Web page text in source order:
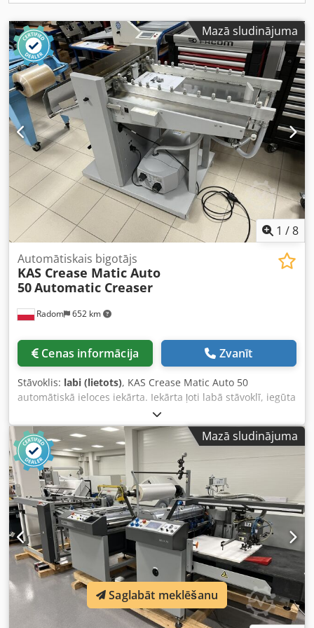
Mazā sludinājuma
1 /8
Radom 652 km
Automātiskais bigotājs
KAS Crease Matic Auto
50Automatic Creaser
Cenas informācija Zvanīt
Stāvoklis: labi (lietots), KAS Crease Matic Auto 50
automātiskā ieloces iekārta. Iekārta ļoti labā stāvoklī, iegūta
no valsts iestādes. Crodpfx Anszlgcyedjf Apraksts: Darba
platums līdz 500 mm. Lokšņu garums līdz 999 mm.
Programmators ar iespēju saglabāt līdz 28
ieloces/perforācijas pozīcijām. Lokšņu padāve ir
automātiska, iekārtā ir iebūvēts Becker kompresors.
Vienkārša vadības panelis ar iespēju saglabāt līdz 99
programmām. Stingrs metāla karkass uz riteņiem ērtai
pārvietošanai. Iekļauts garenisks perforācijas rīks.
Iespējama digitālo izdruku un laminētu lokšņu ielocīšana.
Komplektā iekļauti četri ieloces platumi. Liels darba galds.
Barošana 230V. Svars 190 kg.
Mazā sludinājuma
Saglabāt meklēšanu